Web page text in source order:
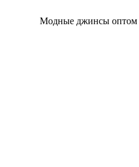
Модные джинсы оптом